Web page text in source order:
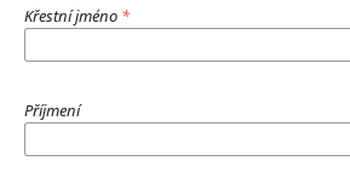
Křestní jméno *
Příjmení